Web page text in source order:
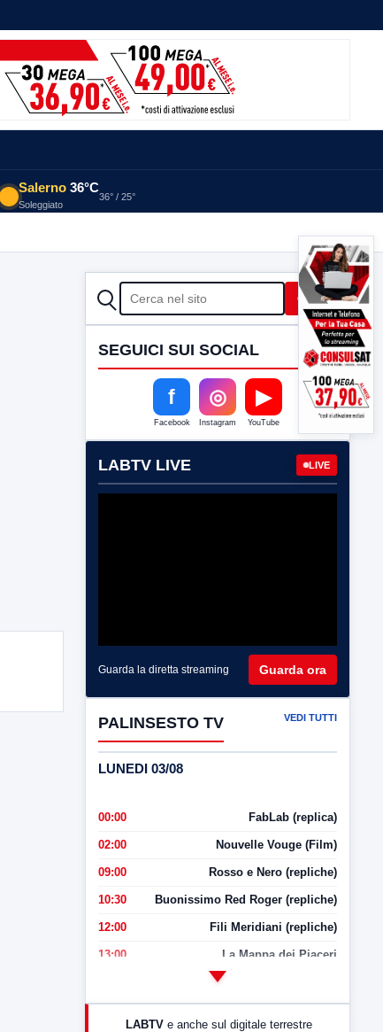
Salerno 36°C
Soleggiato
36° / 25°
CERCA Cerca
SEGUICI SUI SOCIAL
f
Facebook
◎
Instagram
▶
YouTube
LABTV LIVE LIVE
Guarda la diretta streaming Guarda ora
PALINSESTO TV VEDI TUTTI
LUNEDI 03/08
00:00 FabLab (replica)
02:00 Nouvelle Vouge (Film)
09:00 Rosso e Nero (repliche)
10:30 Buonissimo Red Roger (repliche)
12:00 Fili Meridiani (repliche)
13:00 La Mappa dei Piaceri
LABTV e anche sul digitale terrestre